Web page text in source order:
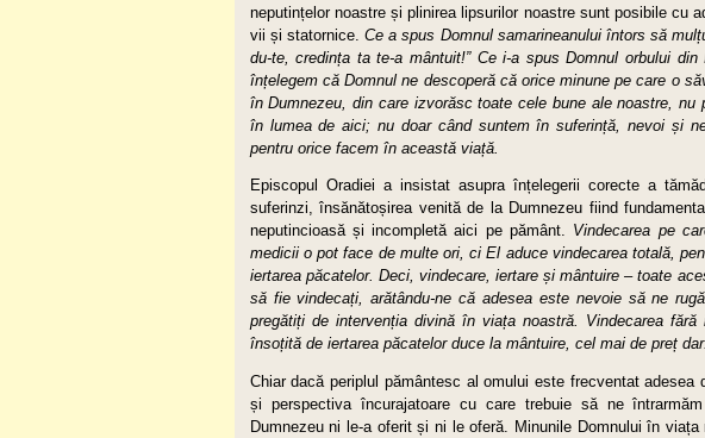
neputințelor noastre și plinirea lipsurilor noastre sunt posibile cu
vii și statornice.Ce a spus Domnul samarineanului întors să
du-te, credința ta te-a mântuit!” Ce i-a spus Domnul orbului
înțelegem că Domnul ne descoperă că orice minune pe care o
în Dumnezeu, din care izvorăsc toate cele bune ale noastre,
în lumea de aici; nu doar când suntem în suferință, nevoi și
pentru orice facem în această viață.
Episcopul Oradiei a insistat asupra înțelegerii corecte a
suferinzi, însănătoșirea venită de la Dumnezeu fiind
neputincioasă și incompletă aici pe pământ. Vindecarea pe
medicii o pot face de multe ori, ci El aduce vindecarea totală,
iertarea păcatelor. Deci, vindecare, iertare și mântuire – toate
să fie vindecați, arătându-ne că adesea este nevoie să ne
pregătiți de intervenția divină în viața noastră. Vindecarea
însoțită de iertarea păcatelor duce la mântuire, cel mai de preț dar.
Chiar dacă periplul pământesc al omului este frecventat
și perspectiva încurajatoare cu care trebuie să ne
Dumnezeu ni le-a oferit și ni le oferă. Minunile Domnului în